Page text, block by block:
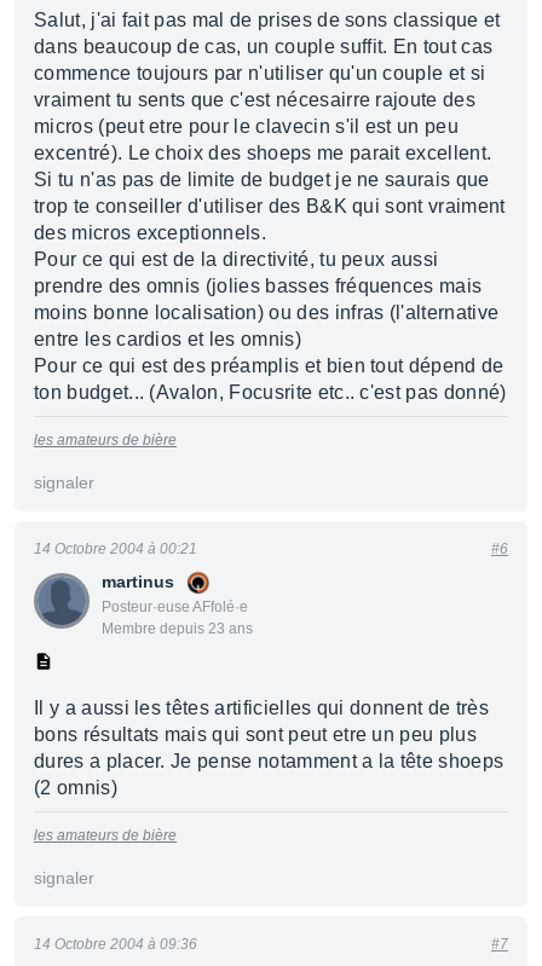
Salut, j'ai fait pas mal de prises de sons classique et
dans beaucoup de cas, un couple suffit. En tout cas
commence toujours par n'utiliser qu'un couple et si
vraiment tu sents que c'est nécesairre rajoute des
micros (peut etre pour le clavecin s'il est un peu
excentré). Le choix des shoeps me parait excellent.
Si tu n'as pas de limite de budget je ne saurais que
trop te conseiller d'utiliser des B&K qui sont vraiment
des micros exceptionnels.
Pour ce qui est de la directivité, tu peux aussi
prendre des omnis (jolies basses fréquences mais
moins bonne localisation) ou des infras (l'alternative
entre les cardios et les omnis)
Pour ce qui est des préamplis et bien tout dépend de
ton budget... (Avalon, Focusrite etc.. c'est pas donné)
les amateurs de bière
signaler
martinus
Posteur·euse AFfolé·e
Membre depuis 23 ans
14 Octobre 2004 à 00:21 #6
Il y a aussi les têtes artificielles qui donnent de très
bons résultats mais qui sont peut etre un peu plus
dures a placer. Je pense notamment a la tête shoeps
(2 omnis)
les amateurs de bière
signaler
14 Octobre 2004 à 09:36 #7